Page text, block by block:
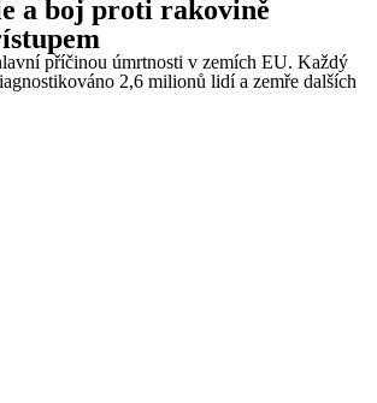
a boj proti rakovině
příčinou úmrtnosti v zemích EU. Každý
2,6 milionů lidí a zemře dalších